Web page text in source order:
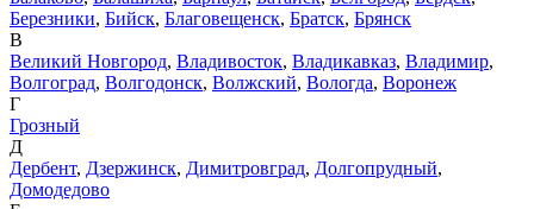
Березники, Бийск, Благовещенск, Братск, Брянск
В
Великий Новгород, Владивосток, Владикавказ, Владимир,
Волгоград, Волгодонск, Волжский, Вологда, Воронеж
Г
Грозный
Д
Дербент, Дзержинск, Димитровград, Долгопрудный,
Домодедово